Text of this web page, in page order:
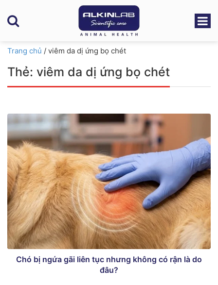
Trang chủ / viêm da dị ứng bọ chét
Thẻ: viêm da dị ứng bọ chét
Chó bị ngứa gãi liên tục nhưng không có rận là do
đâu?